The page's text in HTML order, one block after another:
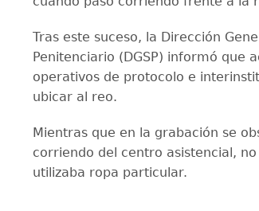
Tras este suceso, la Dirección
Penitenciario (DGSP) informó que
operativos de protocolo e
ubicar al reo.
Mientras que en la grabación se
corriendo del centro asistencial,
utilizaba ropa particular.